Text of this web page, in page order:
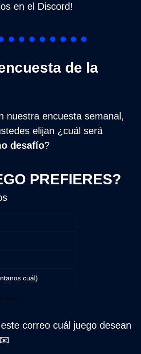
en el Discord!
de la
nuestra encuesta semanal,
desafío?
PREFIERES?
cuál)
correo cuál juego desean
📧